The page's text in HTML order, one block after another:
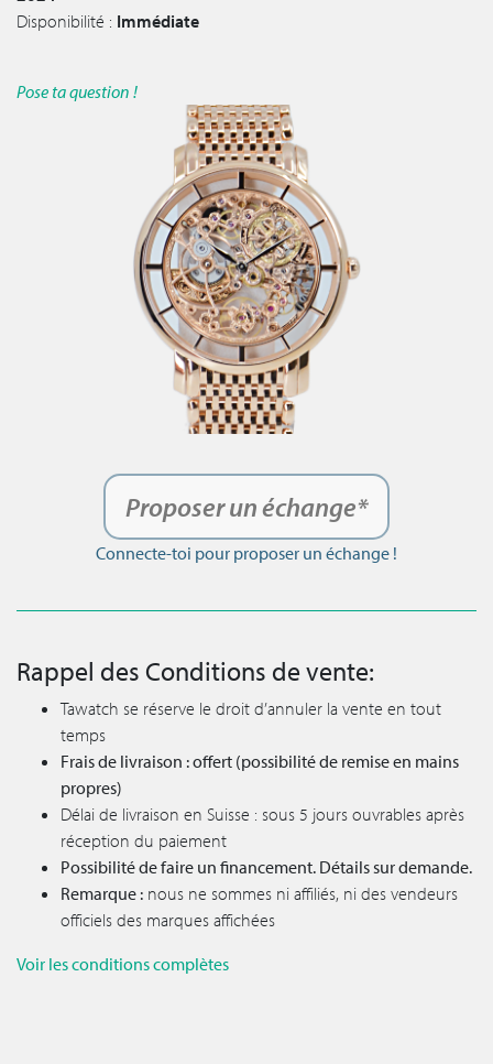
Disponibilité : Immédiate
Pose ta question !
Proposer un échange*
Connecte-toi pour proposer un échange !
Rappel des Conditions de vente:
Tawatch se réserve le droit d’annuler la vente en tout
temps
Frais de livraison : offert (possibilité de remise en mains
propres)
Délai de livraison en Suisse : sous 5 jours ouvrables après
réception du paiement
Possibilité de faire un financement. Détails sur demande.
Remarque : nous ne sommes ni affiliés, ni des vendeurs
officiels des marques affichées
Voir les conditions complètes